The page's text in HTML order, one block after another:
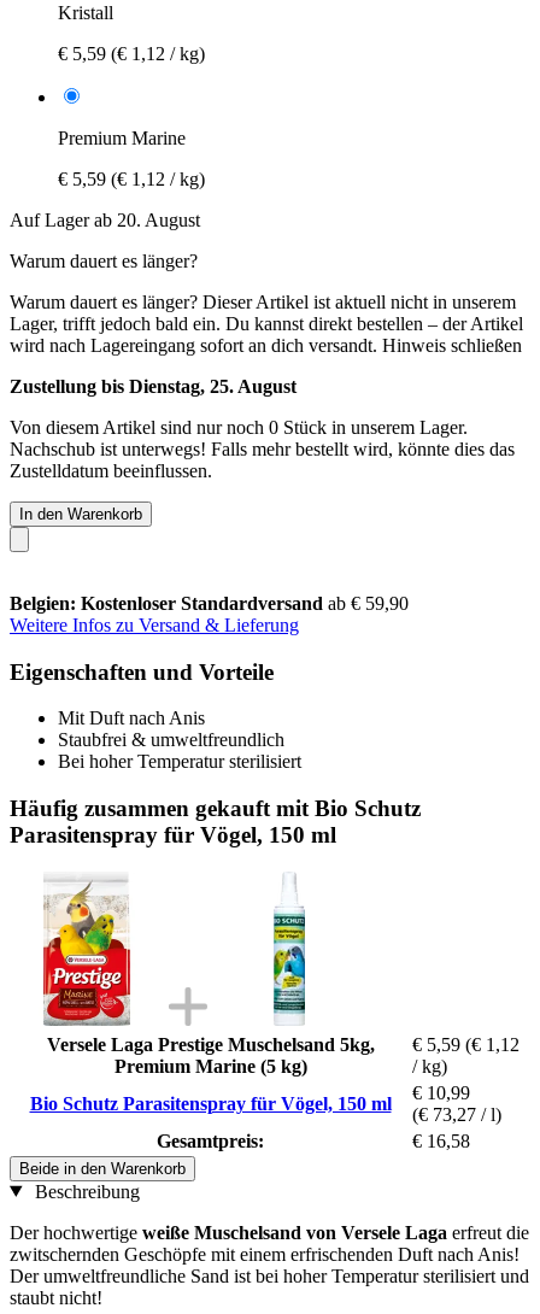
Kristall
€ 5,59 (€ 1,12 / kg)
Premium Marine
€ 5,59 (€ 1,12 / kg)
Auf Lager ab 20. August
Warum dauert es länger?
Warum dauert es länger? Dieser Artikel ist aktuell nicht in unserem
Lager, trifft jedoch bald ein. Du kannst direkt bestellen – der Artikel
wird nach Lagereingang sofort an dich versandt. Hinweis schließen
Zustellung bis Dienstag, 25. August
Von diesem Artikel sind nur noch 0 Stück in unserem Lager.
Nachschub ist unterwegs! Falls mehr bestellt wird, könnte dies das
Zustelldatum beeinflussen.
In den Warenkorb
Belgien: Kostenloser Standardversand ab € 59,90
Weitere Infos zu Versand & Lieferung
Eigenschaften und Vorteile
Mit Duft nach Anis
Staubfrei & umweltfreundlich
Bei hoher Temperatur sterilisiert
Häufig zusammen gekauft mit Bio Schutz
Parasitenspray für Vögel, 150 ml
Versele Laga Prestige Muschelsand 5kg,
Premium Marine (5 kg)
€ 5,59 (€ 1,12
/ kg)
Bio Schutz Parasitenspray für Vögel, 150 ml
€ 10,99
(€ 73,27 / l)
Gesamtpreis:
€ 16,58
Beide in den Warenkorb
Beschreibung
Der hochwertige weiße Muschelsand von Versele Laga erfreut die
zwitschernden Geschöpfe mit einem erfrischenden Duft nach Anis!
Der umweltfreundliche Sand ist bei hoher Temperatur sterilisiert und
staubt nicht!